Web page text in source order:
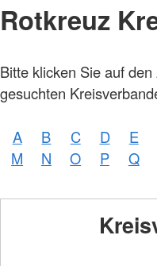
Rotkreuz
Bitte klicken Sie auf
gesuchten
A B C D E
M
N O P Q